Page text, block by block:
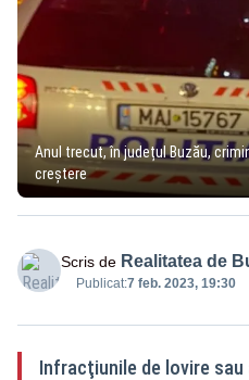
Anul trecut, în județul Buzău,
creştere
Scris de Realitatea de
Publicat:7 feb. 2023, 19:30
Infracţiunile de lovire